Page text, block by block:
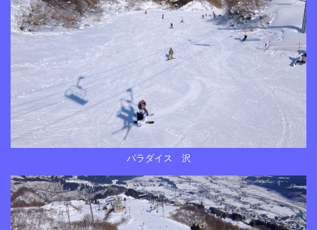
パラダイス 沢